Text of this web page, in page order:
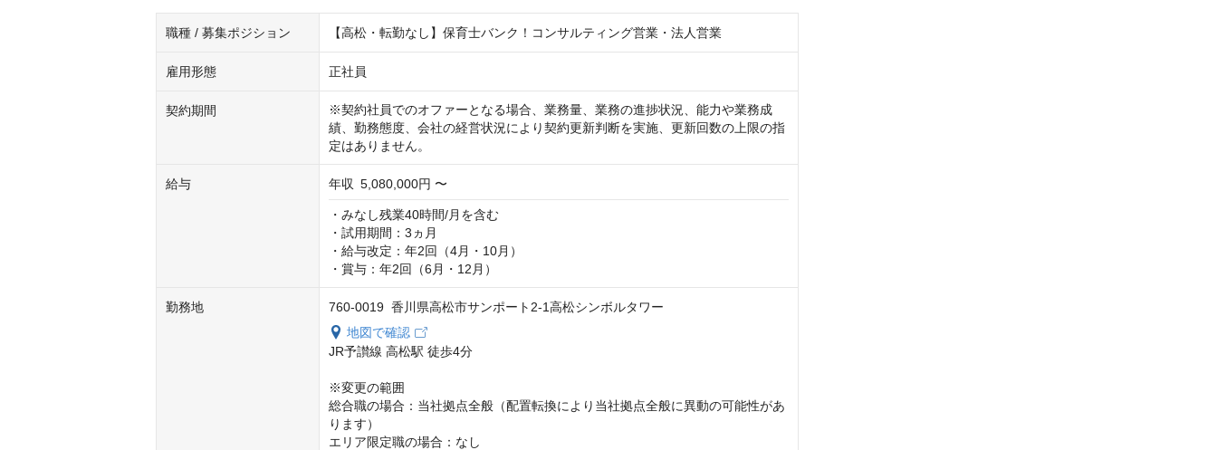
職種 / 募集ポジション 【高松・転勤なし】保育士バンク！コンサルティング営業・法人営業
雇用形態 正社員
契約期間
※契約社員でのオファーとなる場合、業務量、業務の進捗状況、能力や業務成
績、勤務態度、会社の経営状況により契約更新判断を実施、更新回数の上限の指
定はありません。
給与 年収 5,080,000円 〜
・みなし残業40時間/月を含む
・試用期間：3ヵ月
・給与改定：年2回（4月・10月）
・賞与：年2回（6月・12月）
勤務地
760-0019 香川県高松市サンポート2-1高松シンボルタワー
地図で確認
JR予讃線 高松駅 徒歩4分
※変更の範囲
総合職の場合：当社拠点全般（配置転換により当社拠点全般に異動の可能性があ
ります）
エリア限定職の場合：なし